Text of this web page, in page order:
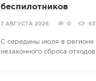
беспилотников
7 АВГУСТА 2026 0 63
С середины июля в регионе
незаконного сброса